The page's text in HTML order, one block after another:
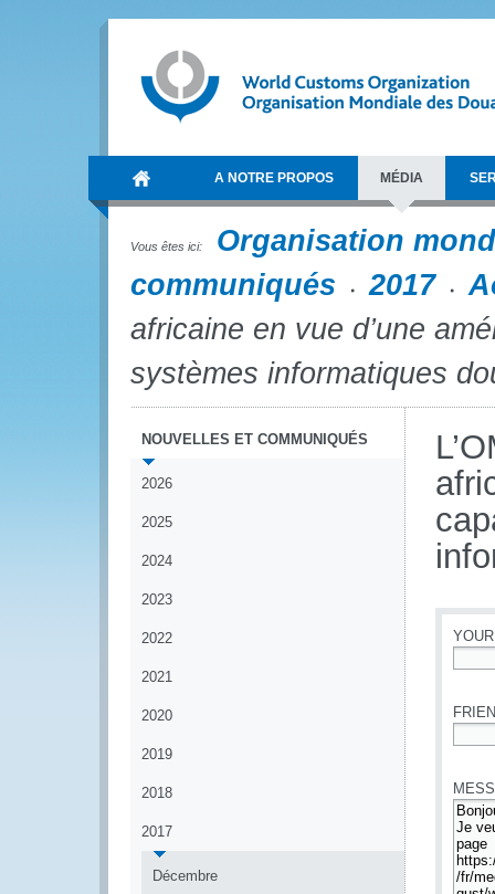
A NOTRE PROPOS MÉDIA
Vous êtes ici:
Organisation
communiqués
2017
africaine en vue d’une
systèmes informatiques
NOUVELLES ET COMMUNIQUÉS
2026
2025
2024
2023
2022
2021
2020
2019
2018
2017
Décembre